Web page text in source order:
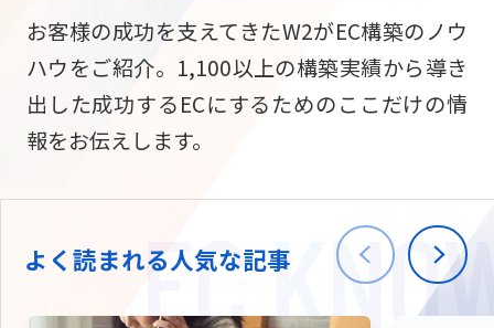
ECサイト構築
サブスク/定期通販
ECサイト構築
海外進出・現地
W2
NEWS
ニュース
会社情報
TW
お客様の成功を支えてきたW2がEC構築のノウ
ハウをご紹介。1,100以上の構築実績から導き
出した成功するECにするためのここだけの情
報をお伝えします。
よく読まれる人気な記事